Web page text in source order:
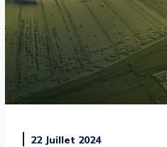
22 Juillet 2024